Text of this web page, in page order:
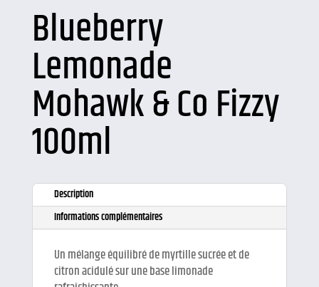
Blueberry
Lemonade
Mohawk & Co Fizzy
100ml
Description
Informations complémentaires
Un mélange équilibré de myrtille sucrée et de
citron acidulé sur une base limonade